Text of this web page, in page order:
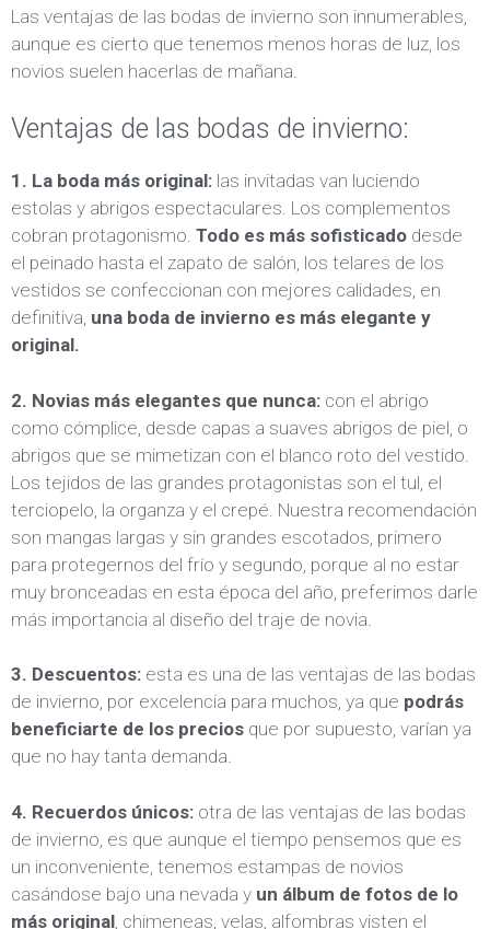
Las ventajas de las bodas de invierno son innumerables,
aunque es cierto que tenemos menos horas de luz, los
novios suelen hacerlas de mañana.
Ventajas de las bodas de invierno:
1. La boda más original: las invitadas van luciendo
estolas y abrigos espectaculares. Los complementos
cobran protagonismo. Todo es más sofisticado desde
el peinado hasta el zapato de salón, los telares de los
vestidos se confeccionan con mejores calidades, en
definitiva, una boda de invierno es más elegante y
original.
2. Novias más elegantes que nunca: con el abrigo
como cómplice, desde capas a suaves abrigos de piel, o
abrigos que se mimetizan con el blanco roto del vestido.
Los tejidos de las grandes protagonistas son el tul, el
terciopelo, la organza y el crepé. Nuestra recomendación
son mangas largas y sin grandes escotados, primero
para protegernos del frío y segundo, porque al no estar
muy bronceadas en esta época del año, preferimos darle
más importancia al diseño del traje de novia.
3. Descuentos: esta es una de las ventajas de las bodas
de invierno, por excelencia para muchos, ya que podrás
beneficiarte de los precios que por supuesto, varían ya
que no hay tanta demanda.
4. Recuerdos únicos: otra de las ventajas de las bodas
de invierno, es que aunque el tiempo pensemos que es
un inconveniente, tenemos estampas de novios
casándose bajo una nevada y un álbum de fotos de lo
más original , chimeneas, velas, alfombras visten el